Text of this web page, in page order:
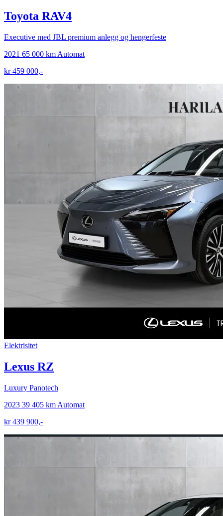
Toyota RAV4
Executive med JBL premium anlegg og hengerfeste
2021 65 000 km Automat
kr 459 000,-
Elektrisitet
Lexus RZ
Luxury Panotech
2023 39 405 km Automat
kr 439 900,-